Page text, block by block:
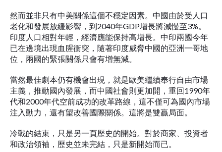
然而並非只有中美關係這個不穩定因素。中國由於受人口
老化和發展放緩影響，到2040年GDP增長將減慢至3%。
印度人口相對年輕，經濟應能保持高增長。中印兩國今年
已在邊境出現血腥衝突，隨著印度威脅中國的亞洲一哥地
位，兩國的緊張關係只會有增無減。
當然最佳劇本仍有機會出現，就是歐美繼續奉行自由市場
主義，推動國內發展，而中國社會則更加開，重回1990年
代和2000年代空前成功的改革路線，這不僅可為國內市場
注入動力，還有望改善國際關係。這將是雙贏局面。
冷戰的結束，只是另一頁歷史的開始。對於商家、投資者
和政治領袖，歷史並未完結，只是新開始而已。